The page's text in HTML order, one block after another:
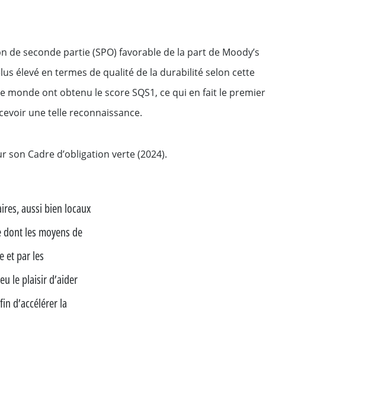
seconde partie (SPO) favorable de la part de Moody’s
élevé en termes de qualité de la durabilité selon cette
ont obtenu le score SQS1, ce qui en fait le premier
une telle reconnaissance.
Cadre d’obligation verte (2024).
aussi bien locaux
les moyens de
et par les
le plaisir d’aider
d’accélérer la